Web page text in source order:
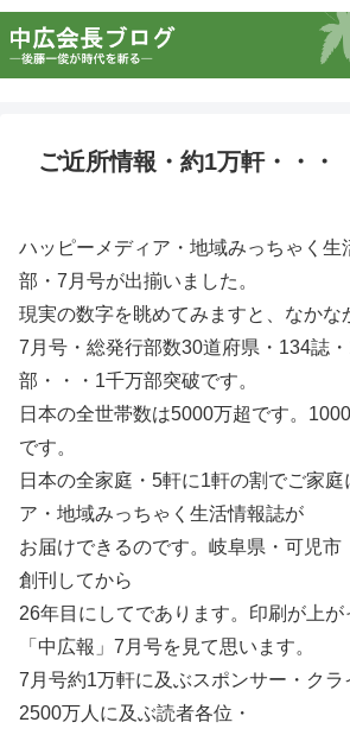
ご近所情報・約1万軒・・・
ハッピーメディア・地域みっちゃく生
部・7月号が出揃いました。
現実の数字を眺めてみますと、なかな
7月号・総発行部数30道府県・134誌
部・・・1千万部突破です。
日本の全世帯数は5000万超です。
です。
日本の全家庭・5軒に1軒の割でご家庭
ア・地域みっちゃく生活情報誌が
お届けできるのです。岐阜県・可児市
創刊してから
26年目にしてであります。印刷が上が
「中広報」7月号を見て思います。
7月号約1万軒に及ぶスポンサー・クラ
2500万人に及ぶ読者各位・